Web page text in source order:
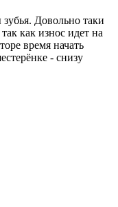
Довольно таки
как износ идет на
время начать
- снизу